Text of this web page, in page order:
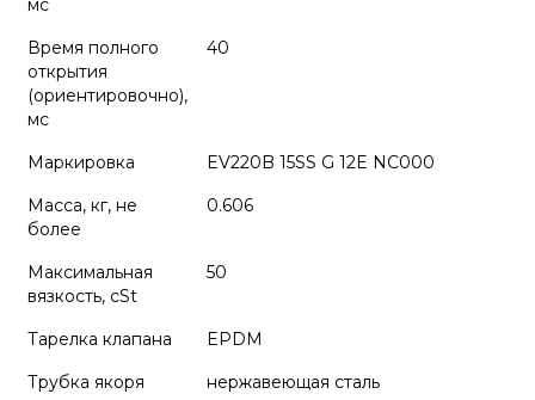
мс
Время полного
открытия
(ориентировочно),
мс
40
Маркировка
EV220B 15SS G 12E NC000
Масса, кг, не
более
0.606
Максимальная
вязкость, cSt
50
Тарелка клапана
EPDM
Трубка якоря
нержавеющая сталь